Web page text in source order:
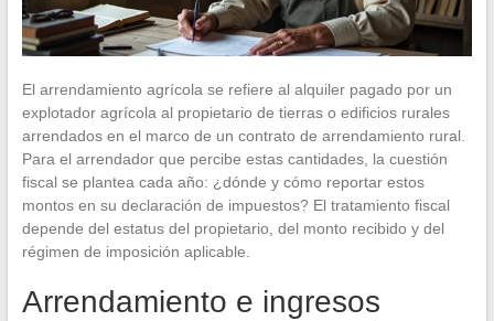
El arrendamiento agrícola se refiere al alquiler pagado por un
explotador agrícola al propietario de tierras o edificios rurales
arrendados en el marco de un contrato de arrendamiento rural.
Para el arrendador que percibe estas cantidades, la cuestión
fiscal se plantea cada año: ¿dónde y cómo reportar estos
montos en su declaración de impuestos? El tratamiento fiscal
depende del estatus del propietario, del monto recibido y del
régimen de imposición aplicable.
Arrendamiento e ingresos